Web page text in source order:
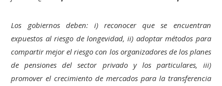
Los gobiernos deben: i) reconocer que se encuentran
expuestos al riesgo de longevidad, ii) adoptar métodos para
compartir mejor el riesgo con los organizadores de los planes
de pensiones del sector privado y los particulares, iii)
promover el crecimiento de mercados para la transferencia